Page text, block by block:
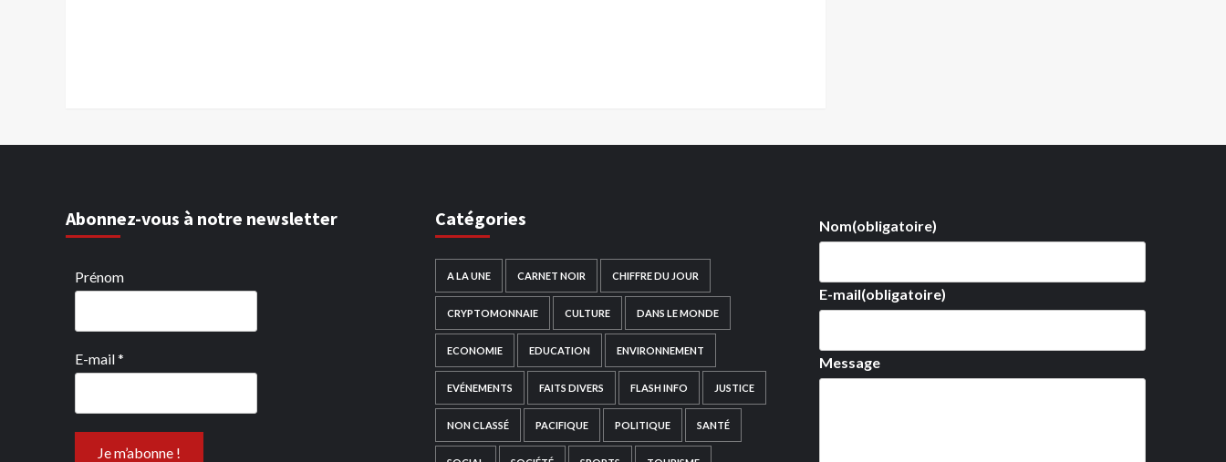
Abonnez-vous à notre newsletter
Prénom
E-mail*
Catégories
A LA UNE CARNET NOIR CHIFFRE DU JOUR
CRYPTOMONNAIE CULTURE DANS LE MONDE
ECONOMIE EDUCATION ENVIRONNEMENT
EVÉNEMENTS FAITS DIVERS FLASH INFO JUSTICE
NON CLASSÉ PACIFIQUE POLITIQUE SANTÉ
Nom(obligatoire)
E-mail(obligatoire)
Message